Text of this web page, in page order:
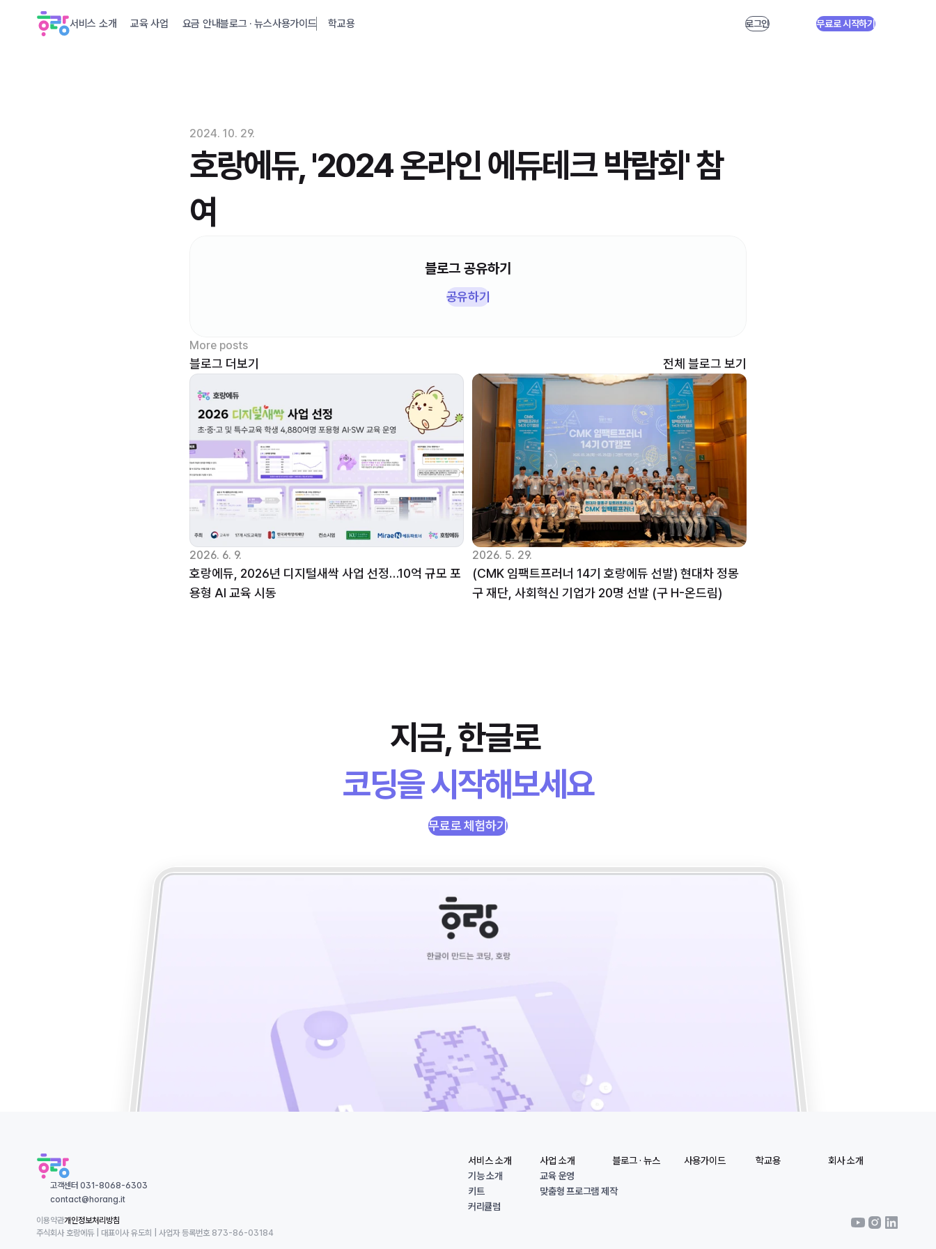
서비스 소개 교육 사업 요금 안내블로그 · 뉴스사용가이드 학교용 로그인 무료로 시작하기
2024. 10. 29.
호랑에듀, '2024 온라인 에듀테크 박람회' 참
여
블로그 공유하기
공유하기
More posts
블로그 더보기 전체 블로그 보기
2026. 6. 9.
호랑에듀, 2026년 디지털새싹 사업 선정…10억 규모 포
용형 AI 교육 시동
2026. 5. 29.
(CMK 임팩트프러너 14기 호랑에듀 선발) 현대차 정몽
구 재단, 사회혁신 기업가 20명 선발 (구 H-온드림)
지금, 한글로
코딩을 시작해보세요
무료로 체험하기
고객센터 031-8068-6303
contact@horang.it
서비스 소개
기능 소개
키트
커리큘럼
사업 소개
교육 운영
맞춤형 프로그램 제작
블로그 · 뉴스 사용가이드 학교용 회사 소개
이용약관개인정보처리방침
주식회사 호랑에듀 | 대표이사 유도희 | 사업자 등록번호 873-86-03184